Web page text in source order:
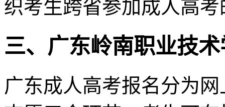
织考生跨省参加成人高
三、广东岭南职业技
广东成人高考报名分为